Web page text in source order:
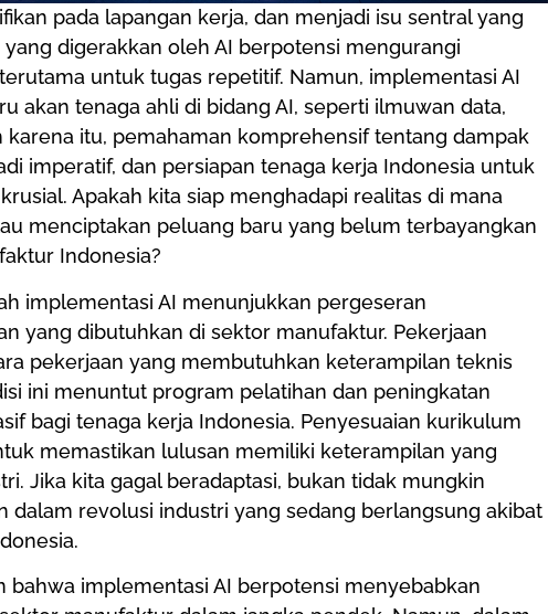
pada lapangan kerja, dan menjadi isu sentral yang
digerakkan oleh AI berpotensi mengurangi
untuk tugas repetitif. Namun, implementasi AI
akan tenaga ahli di bidang AI, seperti ilmuwan data,
karena itu, pemahaman komprehensif tentang dampak
imperatif, dan persiapan tenaga kerja Indonesia untuk
Apakah kita siap menghadapi realitas di mana
menciptakan peluang baru yang belum terbayangkan
Indonesia?
implementasi AI menunjukkan pergeseran
yang dibutuhkan di sektor manufaktur. Pekerjaan
pekerjaan yang membutuhkan keterampilan teknis
ini menuntut program pelatihan dan peningkatan
bagi tenaga kerja Indonesia. Penyesuaian kurikulum
memastikan lulusan memiliki keterampilan yang
Jika kita gagal beradaptasi, bukan tidak mungkin
dalam revolusi industri yang sedang berlangsung akibat
bahwa implementasi AI berpotensi menyebabkan